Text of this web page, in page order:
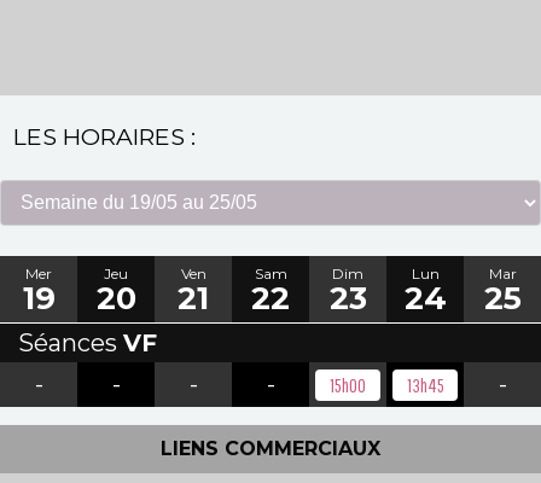
LES HORAIRES :
Mer
19
Jeu
20
Ven
21
Sam
22
Dim
23
Lun
24
Mar
25
Séances VF
-
- - - 15h00 13h45 -
LIENS COMMERCIAUX